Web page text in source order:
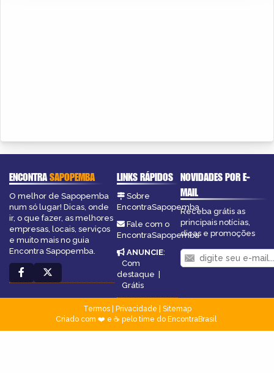
ENCONTRASAPOPEMBA
O melhor de Sapopemba
num só lugar! Dicas, onde
ir, o que fazer, as melhores
empresas, locais, serviços
e muito mais no guia
Encontra Sapopemba.
LINKS RÁPIDOS
Sobre
EncontraSapopemba
Fale com o
EncontraSapopemba
ANUNCIE:
Com
destaque |
Grátis
NOVIDADES POR E-
MAIL
Receba grátis as
principais notícias,
dicas e promoções
Termos| Privacidade
Sitemap
Criado com ❤️ e ☕ pelo time do EncontraBrasil